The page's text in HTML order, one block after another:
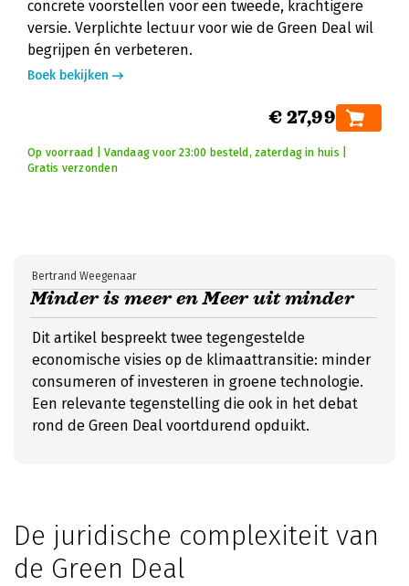
concrete voorstellen voor een tweede, krachtigere
versie. Verplichte lectuur voor wie de Green Deal wil
begrijpen én verbeteren.
Boek bekijken
€ 27,99
Op voorraad | Vandaag voor 23:00 besteld, zaterdag in huis |
Gratis verzonden
Minder is meer en Meer uit minder
Bertrand Weegenaar
Dit artikel bespreekt twee tegengestelde
economische visies op de klimaattransitie: minder
consumeren of investeren in groene technologie.
Een relevante tegenstelling die ook in het debat
rond de Green Deal voortdurend opduikt.
De juridische complexiteit van
de Green Deal